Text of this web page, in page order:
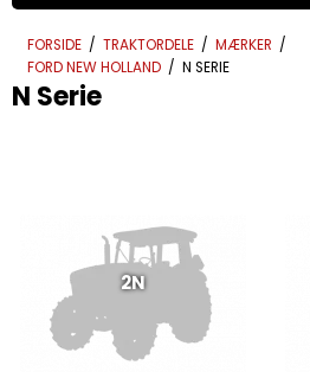
FORSIDE / TRAKTORDELE / MÆRKER /
FORD NEW HOLLAND / N SERIE
N Serie
2N